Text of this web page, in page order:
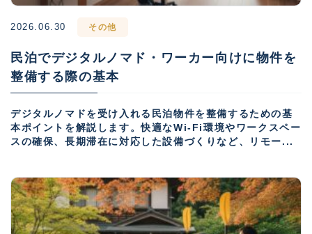
2026.06.30 その他
民泊でデジタルノマド・ワーカー向けに物件を
整備する際の基本
デジタルノマドを受け入れる民泊物件を整備するための基
本ポイントを解説します。快適なWi-Fi環境やワークスペー
スの確保、長期滞在に対応した設備づくりなど、リモー...